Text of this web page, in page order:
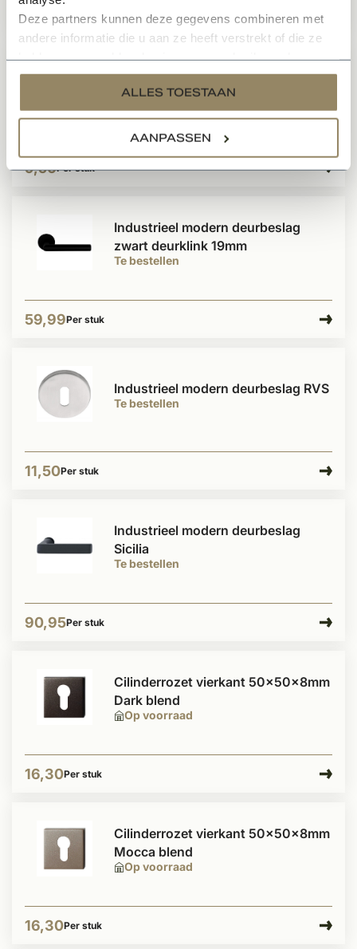
Deze partners kunnen deze gegevens combineren met
andere informatie die u aan ze heeft verstrekt of die ze
services.
ALLES TOESTAAN
AANPASSEN
35,50 Per paar
Te bestellen
Industrieel modern sleutelrozet
zwart per stuk
9,50Per stuk
Te bestellen
Industrieel modern deurbeslag
zwart deurklink 19mm
59,99Per stuk
Te bestellen
Industrieel modern deurbeslag RVS
11,50Per stuk
Te bestellen
Industrieel modern deurbeslag
Sicilia
90,95Per stuk
Op voorraad
Cilinderrozet vierkant 50x50x8mm
Dark blend
16,30Per stuk
Op voorraad
Cilinderrozet vierkant 50x50x8mm
Mocca blend
16,30Per stuk